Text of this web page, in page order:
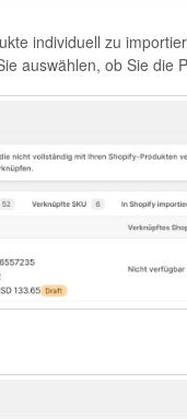
individuell zu
auswählen, ob Sie die